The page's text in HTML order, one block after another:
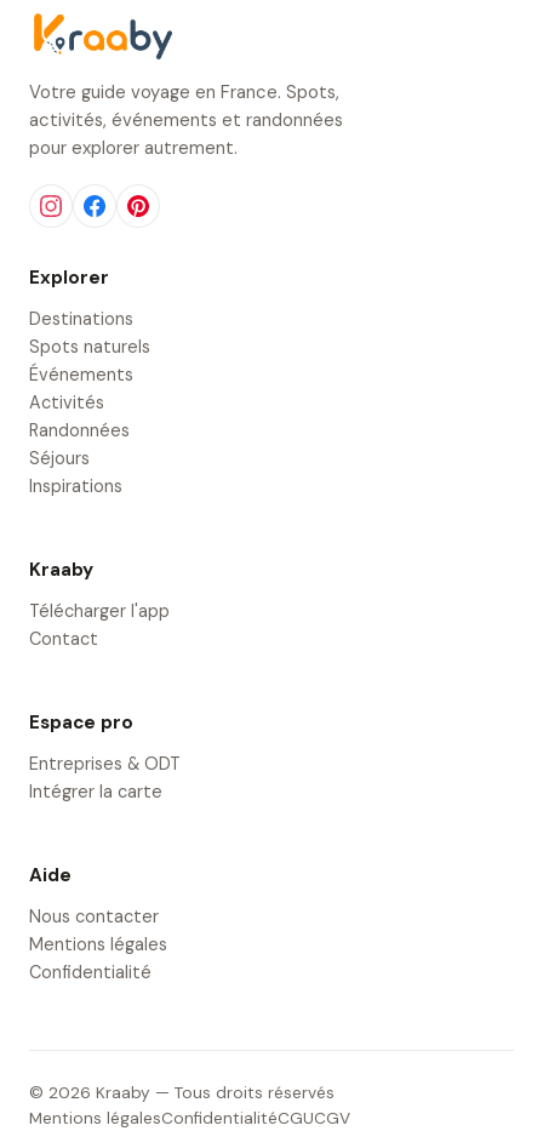
Votre guide voyage en France. Spots,
activités, événements et randonnées
pour explorer autrement.
Explorer
Destinations
Spots naturels
Événements
Activités
Randonnées
Séjours
Inspirations
Kraaby
Télécharger l'app
Contact
Espace pro
Entreprises & ODT
Intégrer la carte
Aide
Nous contacter
Mentions légales
Confidentialité
© 2026 Kraaby — Tous droits réservés
Mentions légalesConfidentialitéCGUCGV